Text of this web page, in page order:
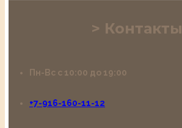
Контакты
Пн-Вс с 10:00 до 19:00
+7-916-160-11-12